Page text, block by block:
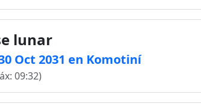
lunar
Oct 2031 en Komotiní
09:32)